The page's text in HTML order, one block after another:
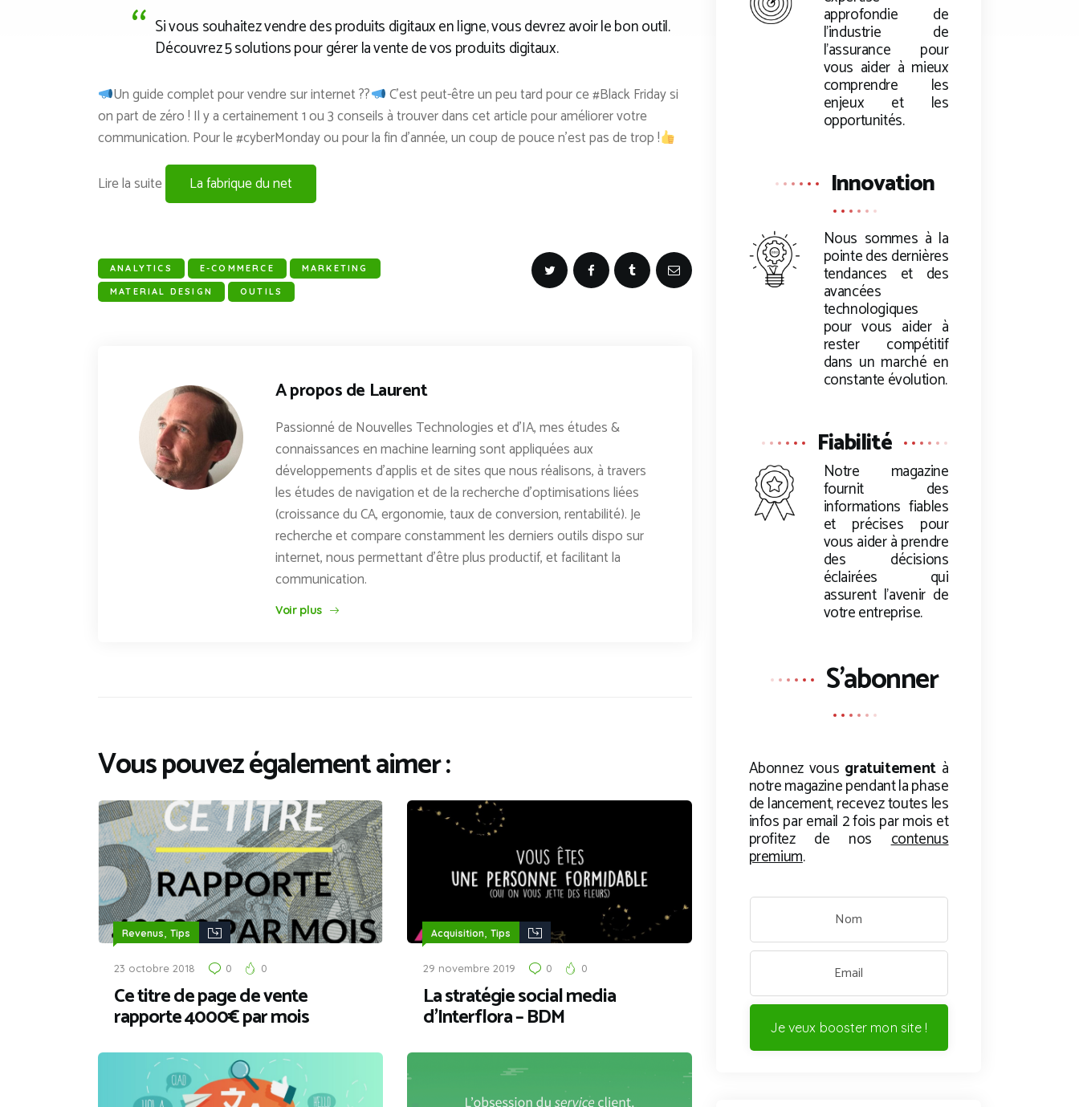
Si vous souhaitez vendre des produits digitaux en ligne, vous devrez avoir le bon outil.
Découvrez 5 solutions pour gérer la vente de vos produits digitaux.
Un guide complet pour vendre sur internet ??
C’est peut-être un peu tard pour ce #Black Friday si
on part de zéro ! Il y a certainement 1 ou 3 conseils à trouver dans cet article pour améliorer votre
communication. Pour le #cyberMonday ou pour la fin d’année, un coup de pouce n’est pas de trop !
Lire la suite La fabrique du net
ANALYTICS E-COMMERCE MARKETING
MATERIAL DESIGN OUTILS
A propos de Laurent
Passionné de Nouvelles Technologies et d'IA, mes études &
connaissances en machine learning sont appliquées aux
développements d'applis et de sites que nous réalisons, à travers
les études de navigation et de la recherche d'optimisations liées
(croissance du CA, ergonomie, taux de conversion, rentabilité). Je
recherche et compare constamment les derniers outils dispo sur
internet, nous permettant d'être plus productif, et facilitant la
communication.
Voir plus
Vous pouvez également aimer :
Revenus Tips
23 octobre 2018 0 0
Ce titre de page de vente
rapporte 4000€ par mois
Acquisition Tips
29 novembre 2019 0 0
La stratégie social media
d’Interflora – BDM
approfondie de
l’industrie de
l’assurance pour
vous aider à mieux
comprendre les
enjeux et les
opportunités.
Innovation
Nous sommes à la
pointe des dernières
tendances et des
avancées
technologiques
pour vous aider à
rester compétitif
dans un marché en
constante évolution.
Fiabilité
Notre magazine
fournit des
informations fiables
et précises pour
vous aider à prendre
des décisions
éclairées qui
assurent l’avenir de
votre entreprise.
S'abonner
Abonnez vous gratuitementà
notre magazine pendant la phase
de lancement, recevez toutes les
infos par email 2 fois par mois et
profitez de noscontenus
premium.
Je veux booster mon site !